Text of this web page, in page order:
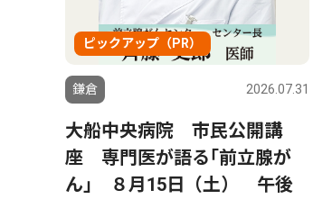
ピックアップ（PR）
鎌倉 2026.07.31
大船中央病院 市民公開講
座 専門医が語る｢前立腺が
ん｣ ８月15日（土） 午後